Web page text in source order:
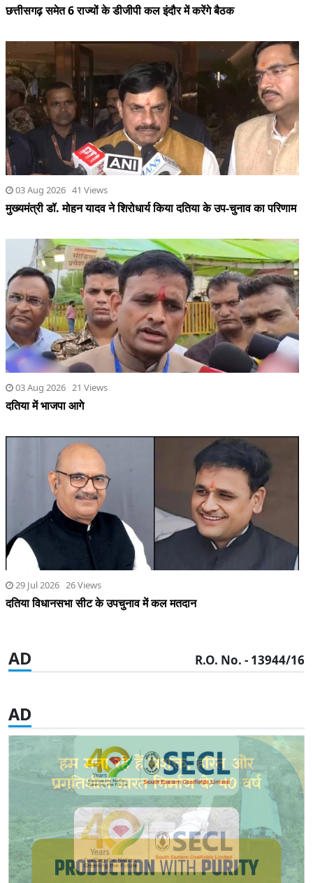
छत्तीसगढ़ समेत 6 राज्यों के डीजीपी कल इंदौर में करेंगे बैठक
03 Aug 2026 41 Views
मुख्यमंत्री डॉ. मोहन यादव ने शिरोधार्य किया दतिया के उप-चुनाव का परिणाम
03 Aug 2026 21 Views
दतिया में भाजपा आगे
29 Jul 2026 26 Views
दतिया विधानसभा सीट के उपचुनाव में कल मतदान
AD R.O. No. - 13944/16
AD